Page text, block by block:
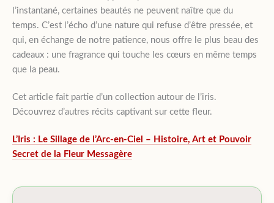
l’instantané, certaines beautés ne peuvent naître que du
temps. C’est l’écho d’une nature qui refuse d’être pressée, et
qui, en échange de notre patience, nous offre le plus beau des
cadeaux : une fragrance qui touche les cœurs en même temps
que la peau.
Cet article fait partie d’un collection autour de l’iris.
Découvrez d’autres récits captivant sur cette fleur.
L’Iris : Le Sillage de l’Arc-en-Ciel – Histoire, Art et Pouvoir
Secret de la Fleur Messagère